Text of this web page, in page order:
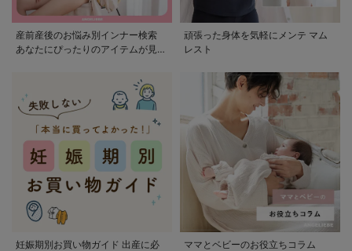
産前産後のお悩み別インナー検索
あなたにぴったりのアイテムが見つ
頑張った身体を気軽にメンテ マム
レスト
妊娠期別お買い物ガイド 出産に必
ママとベビーのお役立ちコラム